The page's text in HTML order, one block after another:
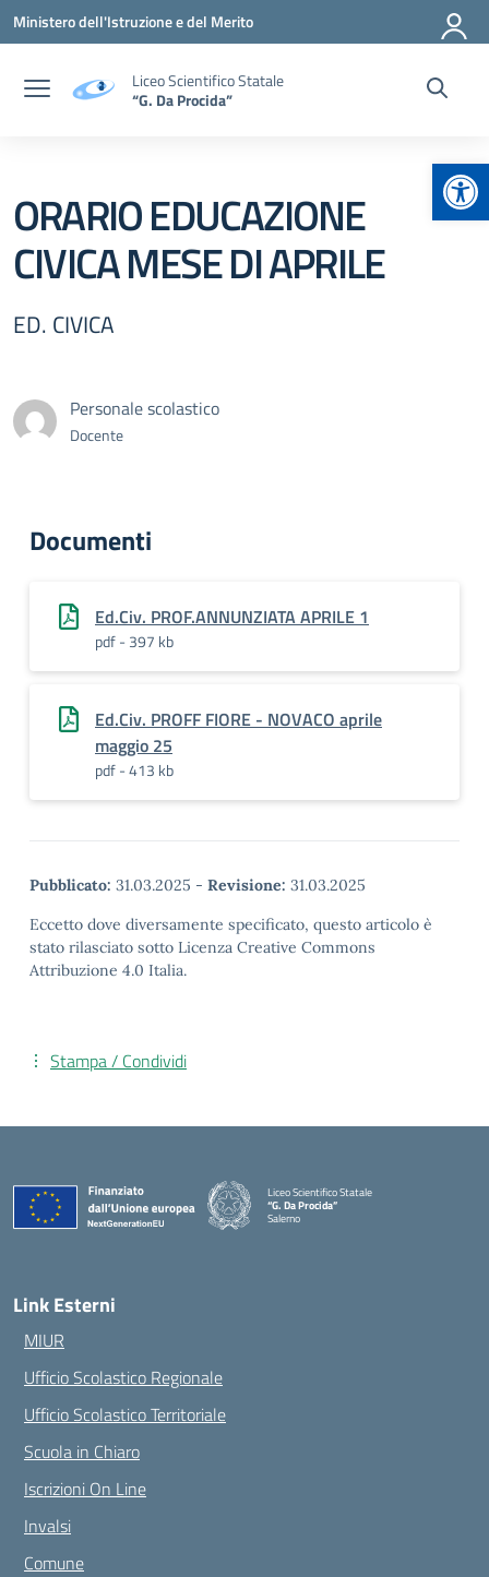
Vai ai contenuti
Vai al menu di navigazione
Vai al footer
Ministero dell'Istruzione e del Merito
Liceo Scientifico Statale
“G. Da Procida”
ORARIO EDUCAZIONE
CIVICA MESE DI APRILE
ED. CIVICA
Personale scolastico
Docente
Documenti
Ed.Civ. PROF.ANNUNZIATA APRILE 1
pdf - 397 kb
Ed.Civ. PROFF FIORE - NOVACO aprile
maggio 25
pdf - 413 kb
Pubblicato: 31.03.2025 - Revisione: 31.03.2025
Eccetto dove diversamente specificato, questo articolo è
stato rilasciato sotto Licenza Creative Commons
Attribuzione 4.0 Italia.
Stampa / Condividi
Liceo Scientifico Statale
“G. Da Procida”
Salerno
Link Esterni
MIUR
Ufficio Scolastico Regionale
Ufficio Scolastico Territoriale
Scuola in Chiaro
Iscrizioni On Line
Invalsi
Comune